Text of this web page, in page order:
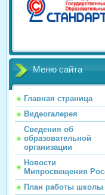
Меню сайта
Главная страница
Видеогалерея
Сведения об
образовательной
организации
Новости
Мипросвещения
План работы школы